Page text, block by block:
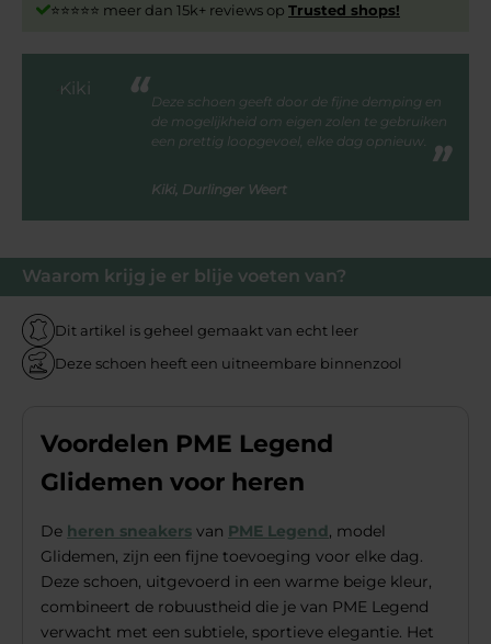
Waarom krijg je er blije voeten van?
Dit artikel is geheel gemaakt van echt leer
Deze schoen heeft een uitneembare binnenzool
Voordelen PME Legend
Glidemen voor heren
De heren sneakers van PME Legend, model
Glidemen, zijn een fijne toevoeging voor elke dag.
Deze schoen, uitgevoerd in een warme beige kleur,
combineert de robuustheid die je van PME Legend
verwacht met een subtiele, sportieve elegantie. Het
⭐⭐⭐⭐⭐ meer dan 15k+ reviews op Trusted shops!
Deze schoen geeft door de fijne demping en
de mogelijkheid om eigen zolen te gebruiken
een prettig loopgevoel, elke dag opnieuw.
Kiki, Durlinger Weert